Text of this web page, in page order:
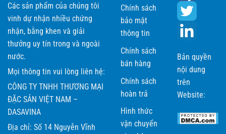
Các sản phẩm của chúng tôi
vinh dự nhận nhiều chứng
nhận, bằng khen và giải
thưởng uy tín trong và ngoài
nước.
Mọi thông tin vui lòng liên hệ:
CÔNG TY TNHH THƯƠNG MẠI
ĐẶC SẢN VIỆT NAM –
DASAVINA
Địa chỉ: Số 14 Nguyễn Vĩnh
Chính sách
bảo mật
thông tin
Chính sách
bán hàng
Chính sách
hoàn trả
Hình thức
vận chuyển
Bản quyền
nội dung
trên
Website: